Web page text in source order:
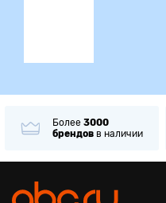
Более 3000
брендов в наличии